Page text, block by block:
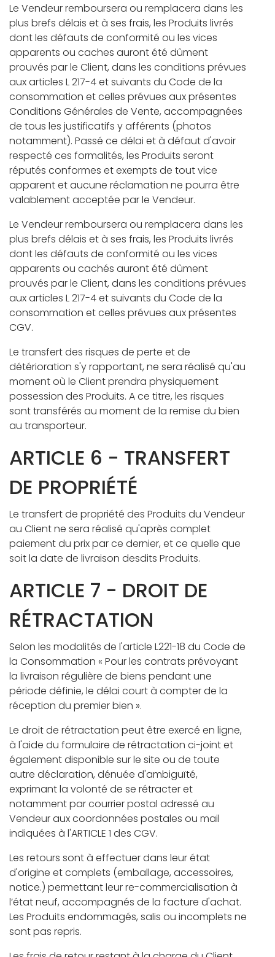
Le Vendeur remboursera ou remplacera dans les
plus brefs délais et à ses frais, les Produits livrés
dont les défauts de conformité ou les vices
apparents ou caches auront été dûment
prouvés par le Client, dans les conditions prévues
aux articles L 217-4 et suivants du Code de la
consommation et celles prévues aux présentes
Conditions Générales de Vente, accompagnées
de tous les justificatifs y afférents (photos
notamment). Passé ce délai et à défaut d'avoir
respecté ces formalités, les Produits seront
réputés conformes et exempts de tout vice
apparent et aucune réclamation ne pourra être
valablement acceptée par le Vendeur.
Le Vendeur remboursera ou remplacera dans les
plus brefs délais et à ses frais, les Produits livrés
dont les défauts de conformité ou les vices
apparents ou cachés auront été dûment
prouvés par le Client, dans les conditions prévues
aux articles L 217-4 et suivants du Code de la
consommation et celles prévues aux présentes
CGV.
Le transfert des risques de perte et de
détérioration s'y rapportant, ne sera réalisé qu'au
moment où le Client prendra physiquement
possession des Produits. A ce titre, les risques
sont transférés au moment de la remise du bien
au transporteur.
ARTICLE 6 - TRANSFERT
DE PROPRIÉTÉ
Le transfert de propriété des Produits du Vendeur
au Client ne sera réalisé qu'après complet
paiement du prix par ce dernier, et ce quelle que
soit la date de livraison desdits Produits.
ARTICLE 7 - DROIT DE
RÉTRACTATION
Selon les modalités de l'article L221-18 du Code de
la Consommation « Pour les contrats prévoyant
la livraison régulière de biens pendant une
période définie, le délai court à compter de la
réception du premier bien ».
Le droit de rétractation peut être exercé en ligne,
à l'aide du formulaire de rétractation ci-joint et
également disponible sur le site ou de toute
autre déclaration, dénuée d'ambiguïté,
exprimant la volonté de se rétracter et
notamment par courrier postal adressé au
Vendeur aux coordonnées postales ou mail
indiquées à l'ARTICLE 1 des CGV.
Les retours sont à effectuer dans leur état
d'origine et complets (emballage, accessoires,
notice.) permettant leur re-commercialisation à
l’état neuf, accompagnés de la facture d'achat.
Les Produits endommagés, salis ou incomplets ne
sont pas repris.